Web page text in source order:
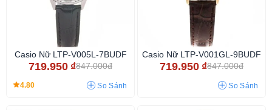
Casio Nữ LTP-V005L-7BUDF
719.950 ₫847.000đ
4.80 So Sánh
Casio Nữ LTP-V001GL-9BUDF
719.950 ₫847.000đ
So Sánh